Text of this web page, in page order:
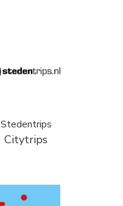
Stedentrips
Citytrips